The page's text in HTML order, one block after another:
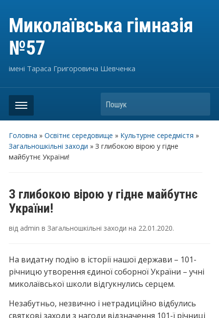
Миколаївська гімназія
№57
імені Тараса Григоровича Шевченка
Пошук
Головна » Освітнє середовище » Культурне середмістя »
Загальношкільні заходи » З глибокою вірою у гідне
майбутнє України!
З глибокою вірою у гідне майбутнє
України!
від admin в Загальношкільні заходи на 22.01.2020.
На видатну подію в історії нашої держави – 101-
річницю утворення єдиної соборної України – учні
миколаївської школи відгукнулись серцем.
Незабутньо, незвично і нетрадиційно відбулись
святкові заходи з нагоди відзначення 101-ї річниці